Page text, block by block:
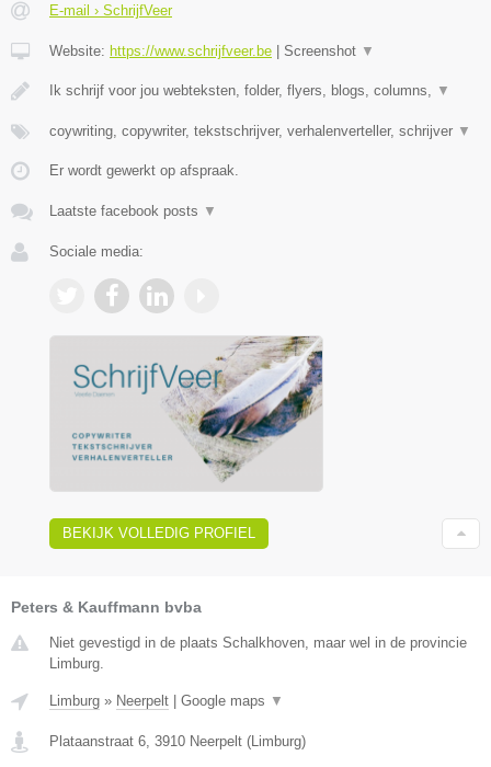
E-mail › SchrijfVeer
Website: https://www.schrijfveer.be Screenshot ▼
Ik schrijf voor jou webteksten, folder, flyers, blogs, columns, ▼
coywriting, copywriter, tekstschrijver, verhalenverteller, schrijver ▼
Er wordt gewerkt op afspraak.
Laatste facebook posts ▼
Sociale media:
BEKIJK VOLLEDIG PROFIEL
Peters & Kauffmann bvba
Niet gevestigd in de plaats Schalkhoven, maar wel in de provincie
Limburg.
Limburg » Neerpelt | Google maps ▼
Plataanstraat 6 3910 Neerpelt (Limburg)